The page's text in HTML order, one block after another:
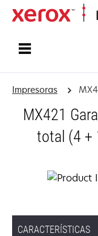
Impresoras
MX421
total (4 +
CARACTERÍSTICAS